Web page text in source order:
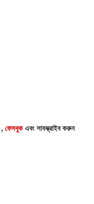
,ফেসবুকএবং সাবস্ক্রাইব করুন